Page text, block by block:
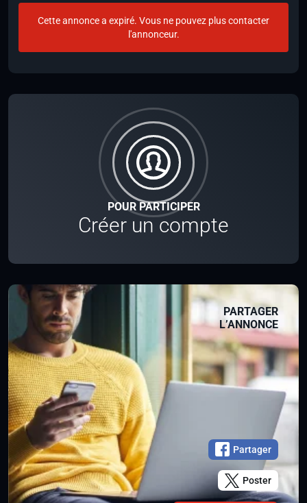
POUR PARTICIPER
Créer un compte
PARTAGER
L’ANNONCE
Partager
Poster
Cette annonce a expiré. Vous ne pouvez plus contacter
l'annonceur.